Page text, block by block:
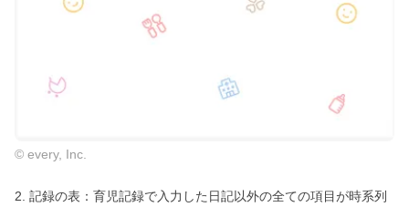
© every, Inc.
2. 記録の表：育児記録で入力した日記以外の全ての項目が時系列